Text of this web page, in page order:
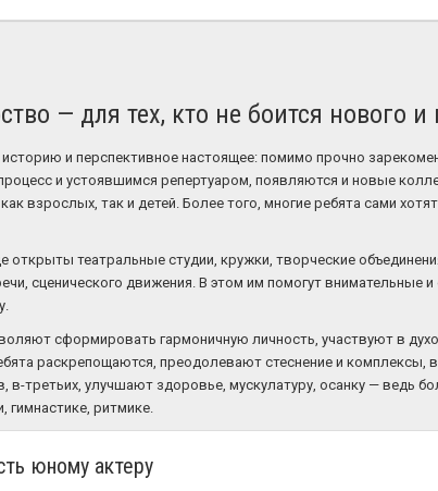
— для тех, кто не боится нового
и перспективное настоящее: помимо прочно
и устоявшимся репертуаром, появляются и новые
взрослых, так и детей. Более того, многие ребята сами
театральные студии, кружки, творческие
сценического движения. В этом им помогут
сформировать гармоничную личность, участвуют в
раскрепощаются, преодолевают стеснение и
третьих, улучшают здоровье, мускулатуру, осанку — ведь
гимнастике, ритмике.
юному актеру